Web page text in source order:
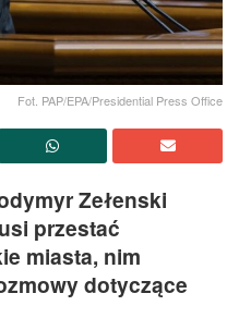
Fot. PAP/EPA/Presidential Press Office
Zełenski
przestać
miasta, nim
dotyczące